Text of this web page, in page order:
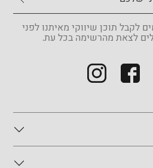
לקבל תוכן שיווקי מאיתנו לפני
לצאת מהרשימה בכל עת.